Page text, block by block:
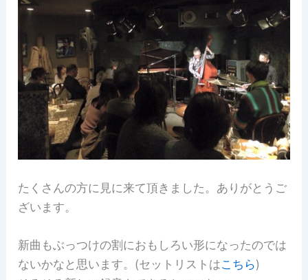
たくさんの方に見に来て頂きました。ありがとうご
ざいます。
新曲もぶっつけの割におもしろい形になったのでは
ないかなと思います。(セットリストはこちら)